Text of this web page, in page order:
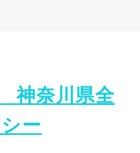
神奈川県全
ー